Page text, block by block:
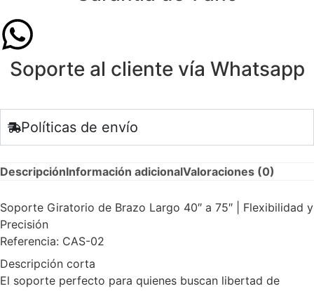
Soporte al cliente vía Whatsapp
Políticas de envío
DescripciónInformación adicionalValoraciones (0)
Soporte Giratorio de Brazo Largo 40″ a 75″ | Flexibilidad y
Precisión
Referencia: CAS-02
Descripción corta
El soporte perfecto para quienes buscan libertad de